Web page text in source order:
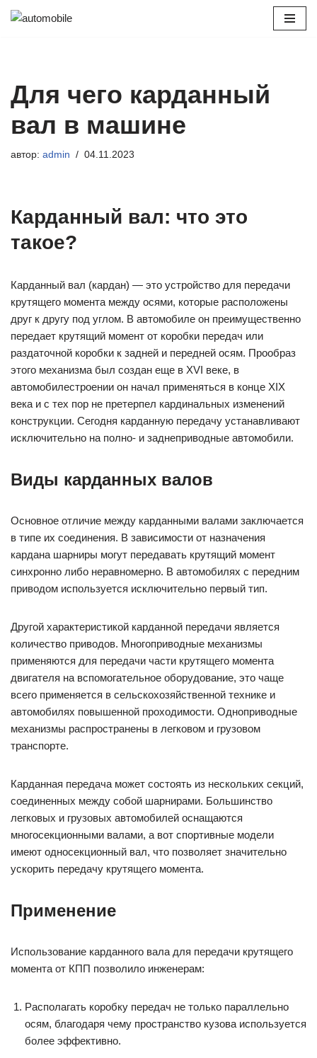
Для чего карданный
вал в машине
автор: admin 04.11.2023
Карданный вал: что это
такое?
Карданный вал (кардан) — это устройство для передачи
крутящего момента между осями, которые расположены
друг к другу под углом. В автомобиле он преимущественно
передает крутящий момент от коробки передач или
раздаточной коробки к задней и передней осям. Прообраз
этого механизма был создан еще в XVI веке, в
автомобилестроении он начал применяться в конце XIX
века и с тех пор не претерпел кардинальных изменений
конструкции. Сегодня карданную передачу устанавливают
исключительно на полно- и заднеприводные автомобили.
Виды карданных валов
Основное отличие между карданными валами заключается
в типе их соединения. В зависимости от назначения
кардана шарниры могут передавать крутящий момент
синхронно либо неравномерно. В автомобилях с передним
приводом используется исключительно первый тип.
Другой характеристикой карданной передачи является
количество приводов. Многоприводные механизмы
применяются для передачи части крутящего момента
двигателя на вспомогательное оборудование, это чаще
всего применяется в сельскохозяйственной технике и
автомобилях повышенной проходимости. Одноприводные
механизмы распространены в легковом и грузовом
транспорте.
Карданная передача может состоять из нескольких секций,
соединенных между собой шарнирами. Большинство
легковых и грузовых автомобилей оснащаются
многосекционными валами, а вот спортивные модели
имеют односекционный вал, что позволяет значительно
ускорить передачу крутящего момента.
Применение
Использование карданного вала для передачи крутящего
момента от КПП позволило инженерам:
Располагать коробку передач не только параллельно
осям, благодаря чему пространство кузова используется
более эффективно.